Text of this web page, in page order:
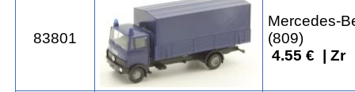
83801
Mercedes-
(809)
4.55 € | Zr